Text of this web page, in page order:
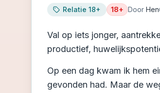
Relatie 18+ 18+ Door Hen
Val op iets jonger,
productief,
Op een dag kwam ik hem
gevonden had. Maar de